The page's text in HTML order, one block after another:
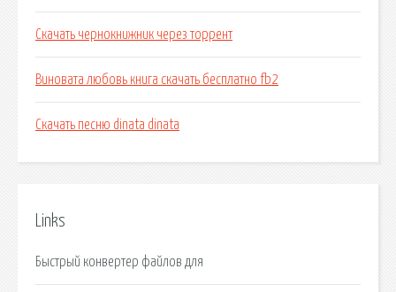
Скачать чернокнижник через торрент
Виновата любовь книга скачать бесплатно fb2
Скачать песню dinata dinata
Links
Быстрый конвертер файлов для